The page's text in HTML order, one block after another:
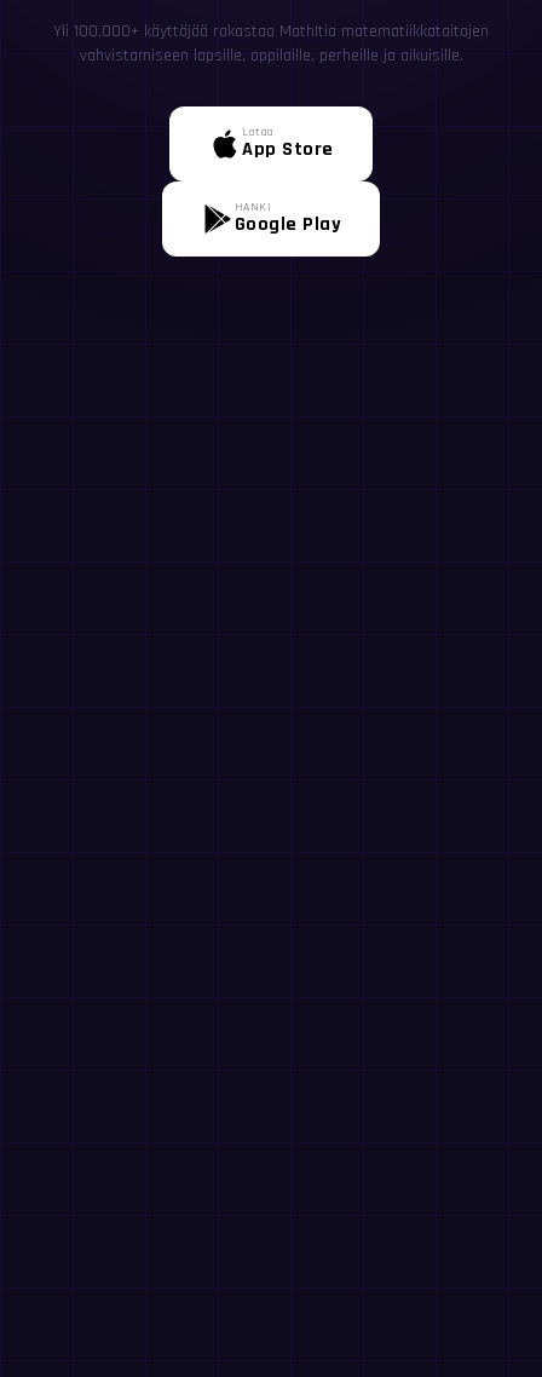
Yli 100,000+ käyttäjää rakastaa MathItia matematiikkataitojen
vahvistamiseen lapsille, oppilaille, perheille ja aikuisille.
Lataa
App Store
HANKI
Google Play